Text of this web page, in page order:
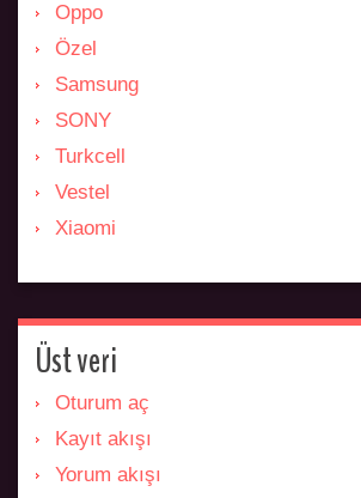
Oppo
Özel
Samsung
SONY
Turkcell
Vestel
Xiaomi
Üst veri
Oturum aç
Kayıt akışı
Yorum akışı